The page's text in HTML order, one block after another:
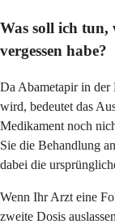
Was soll ich tun,
vergessen habe?
Da Abametapir in der
wird, bedeutet das
Medikament noch
Sie die Behandlung
dabei die
Wenn Ihr Arzt eine
zweite Dosis